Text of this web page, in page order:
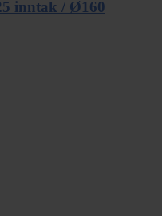
inntak / Ø160